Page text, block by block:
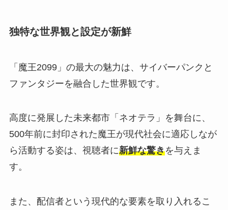
独特な世界観と設定が新鮮
「魔王2099」の最大の魅力は、サイバーパンクと
ファンタジーを融合した世界観です。
高度に発展した未来都市「ネオテラ」を舞台に、
500年前に封印された魔王が現代社会に適応しなが
ら活動する姿は、視聴者に新鮮な驚きを与えま
す。
また、配信者という現代的な要素を取り入れるこ